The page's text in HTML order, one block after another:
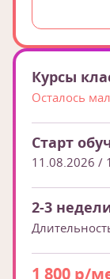
Курсы
Осталось
Старт
11.08.2026 /
2-3
1 800 р/